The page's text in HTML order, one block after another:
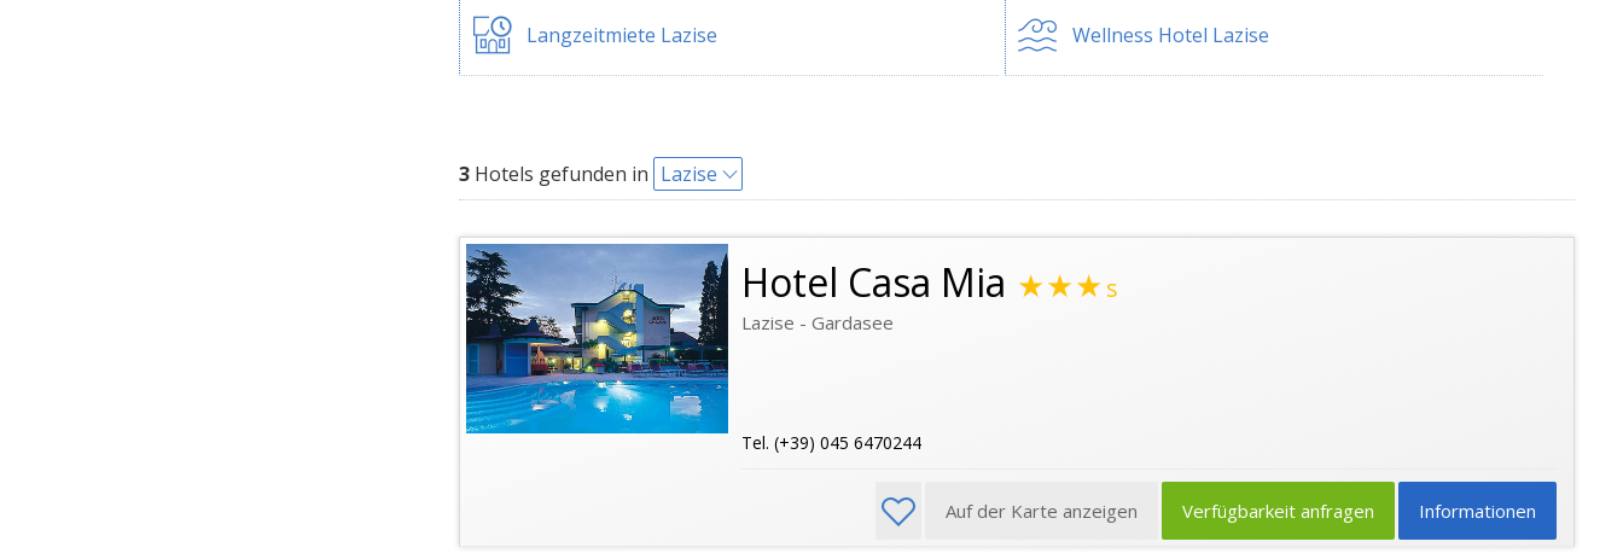
Langzeitmiete Lazise Wellness Hotel Lazise
3 Hotels gefunden in Lazise
Hotel Casa Mia ★★★s
Lazise - Gardasee
Tel. (+39) 045 6470244
Informationen
Verfügbarkeit anfragen
Auf der Karte anzeigen